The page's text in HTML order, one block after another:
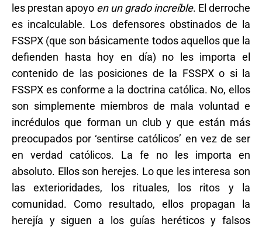
les prestan apoyo en un grado increíble. El derroche
es incalculable. Los defensores obstinados de la
FSSPX (que son básicamente todos aquellos que la
defienden hasta hoy en día) no les importa el
contenido de las posiciones de la FSSPX o si la
FSSPX es conforme a la doctrina católica. No, ellos
son simplemente miembros de mala voluntad e
incrédulos que forman un club y que están más
preocupados por ‘sentirse católicos’ en vez de ser
en verdad católicos. La fe no les importa en
absoluto. Ellos son herejes. Lo que les interesa son
las exterioridades, los rituales, los ritos y la
comunidad. Como resultado, ellos propagan la
herejía y siguen a los guías heréticos y falsos